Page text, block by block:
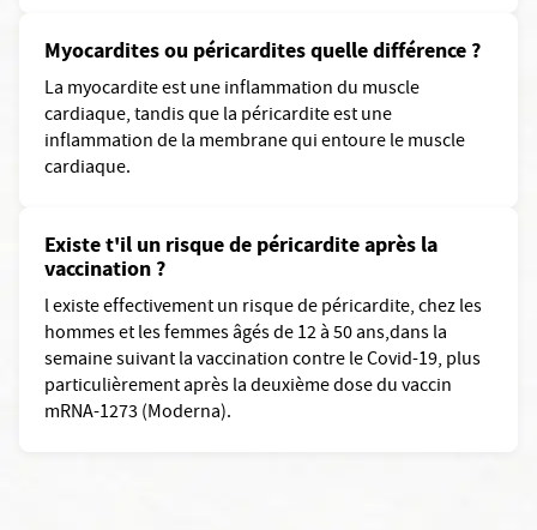
Myocardites ou péricardites quelle différence ?
La myocardite est une inflammation du muscle
cardiaque, tandis que la péricardite est une
inflammation de la membrane qui entoure le muscle
cardiaque.
Existe t'il un risque de péricardite après la
vaccination ?
l existe effectivement un risque de péricardite, chez les
hommes et les femmes âgés de 12 à 50 ans,dans la
semaine suivant la vaccination contre le Covid-19, plus
particulièrement après la deuxième dose du vaccin
mRNA-1273 (Moderna).